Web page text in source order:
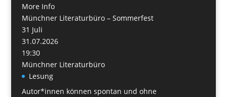
More Info
Münchner Literaturbüro – Sommerfest
31 Juli
31.07.2026
19:30
Münchner Literaturbüro
Lesung
Autor*innen können spontan und ohne